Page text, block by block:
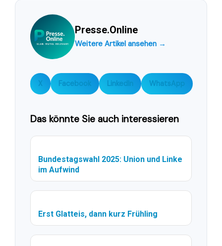
Presse.Online
Weitere Artikel ansehen →
X Facebook LinkedIn WhatsApp
Das könnte Sie auch interessieren
Bundestagswahl 2025: Union und Linke
im Aufwind
Erst Glatteis, dann kurz Frühling